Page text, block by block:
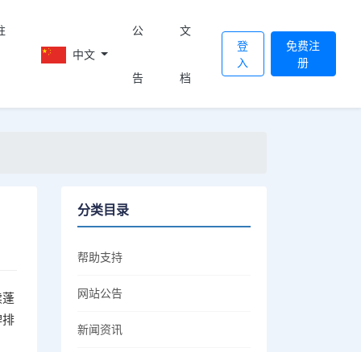
中文
公
告
文
档
登
入
免费注
册
分类目录
帮助支持
网站公告
新闻资讯